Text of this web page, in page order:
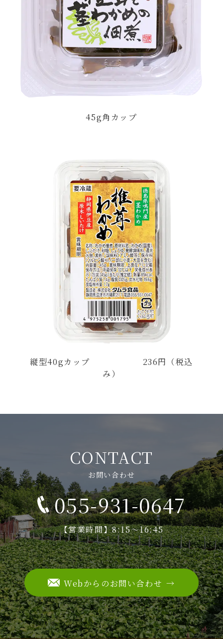
45g角カップ
縦型40gカップ 236円（税込
み）
CONTACT
お問い合わせ
055-931-0647
【営業時間】8:15～16:45
Webからのお問い合わせ